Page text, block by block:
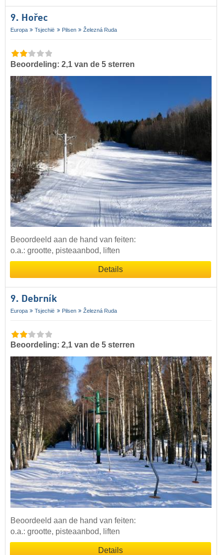
9. Hořec
Europa Tsjechië Pilsen Železná Ruda
Beoordeling: 2,1 van de 5 sterren
Beoordeeld aan de hand van feiten:
o.a.: grootte, pisteaanbod, liften
Details
9. Debrník
Europa Tsjechië Pilsen Železná Ruda
Beoordeling: 2,1 van de 5 sterren
Beoordeeld aan de hand van feiten:
o.a.: grootte, pisteaanbod, liften
Details